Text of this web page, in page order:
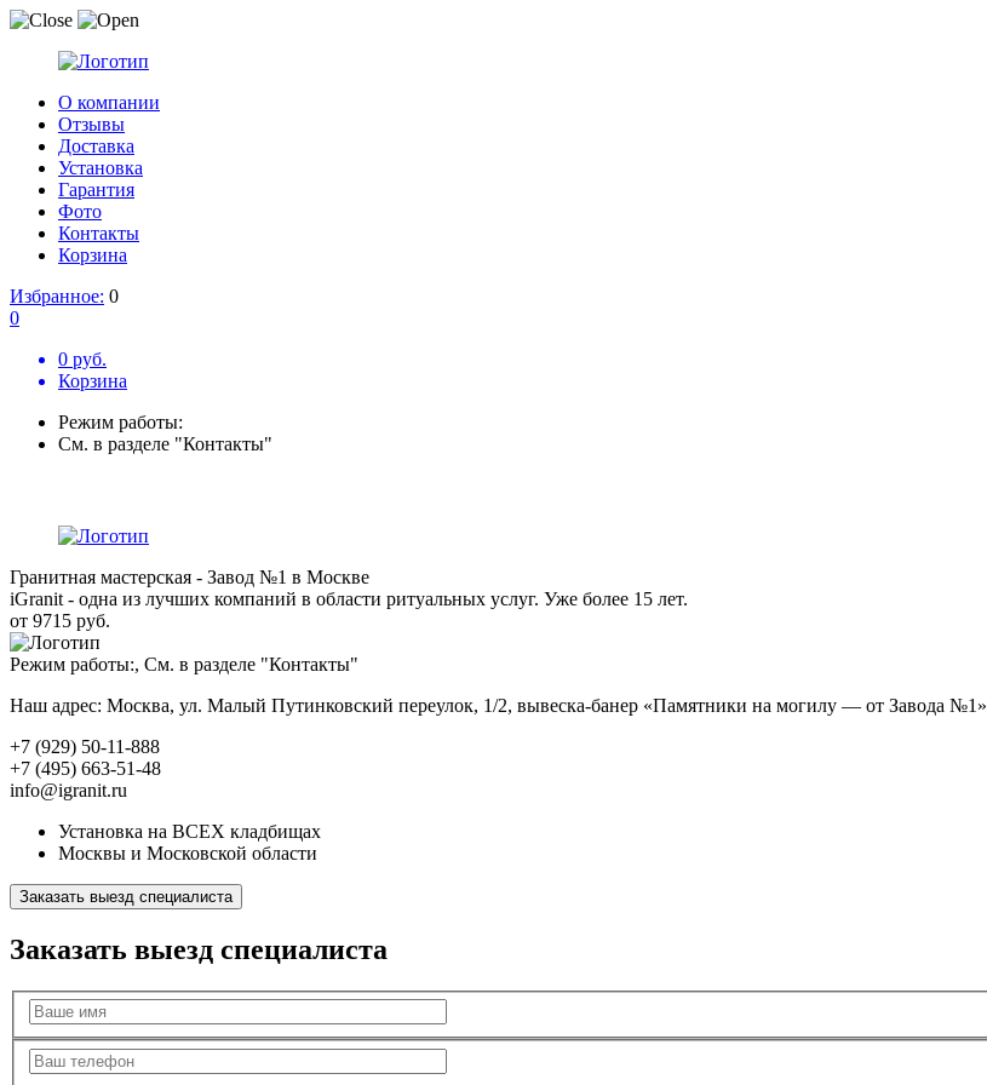
О компании
Отзывы
Доставка
Установка
Гарантия
Фото
Контакты
Корзина
Избранное: 0
0
0 руб.
Корзина
Режим работы:
См. в разделе "Контакты"
Гранитная мастерская - Завод №1 в Москве
iGranit - одна из лучших компаний в области ритуальных услуг. Уже более 15 лет.
от 9715 руб.
Режим работы:, См. в разделе "Контакты"
Наш адрес: Москва, ул. Малый Путинковский переулок, 1/2, вывеска-банер «Памятники на могилу — от Завода №1»
+7 (929) 50-11-888
+7 (495) 663-51-48
info@igranit.ru
Установка на ВСЕХ кладбищах
Москвы и Московской области
Заказать выезд специалиста
Заказать выезд специалиста